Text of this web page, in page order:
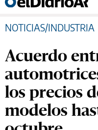
NOTICIAS/INDUSTRIA
Acuerdo
los precios
modelos